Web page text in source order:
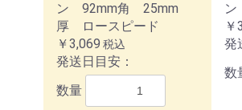
ン 92mm角 25mm
厚 ロースピード
￥3,069 税込
発送日目安：
数量
￥
発
数